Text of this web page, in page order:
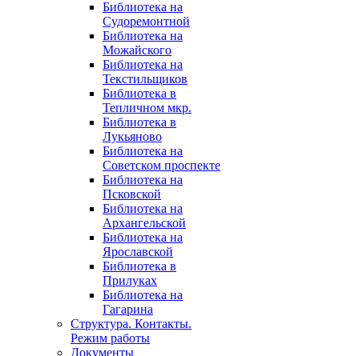
Библиотека на
Судоремонтной
Библиотека на
Можайского
Библиотека на
Текстильщиков
Библиотека в
Тепличном мкр.
Библиотека в
Лукьяново
Библиотека на
Советском проспекте
Библиотека на
Псковской
Библиотека на
Архангельской
Библиотека на
Ярославской
Библиотека в
Прилуках
Библиотека на
Гагарина
Структура. Контакты.
Режим работы
Документы